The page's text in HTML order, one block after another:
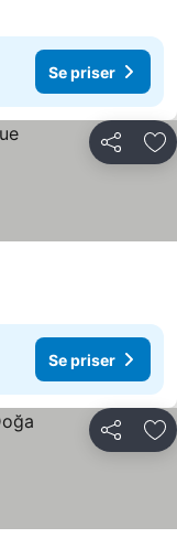
Se priser
Dela
Se priser
Dela